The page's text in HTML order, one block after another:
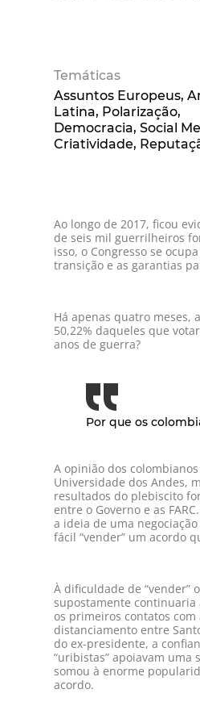
Temáticas
Assuntos Europeus
Latina Polarização
Democracia Social
Criatividade
Ao longo de 2017, ficou
de seis mil guerrilheiros
isso, o Congresso se
transição e as garantias
Há apenas quatro meses,
50,22% daqueles que
anos de guerra?
Por que os
A opinião dos
Universidade dos Andes,
resultados do plebiscito
entre o Governo e as
a ideia de uma
fácil “vender” um acordo
À dificuldade de “vender”
supostamente continuaria
os primeiros contatos
distanciamento entre
do ex-presidente, a
“uribistas” apoiavam uma
somou à enorme
acordo.